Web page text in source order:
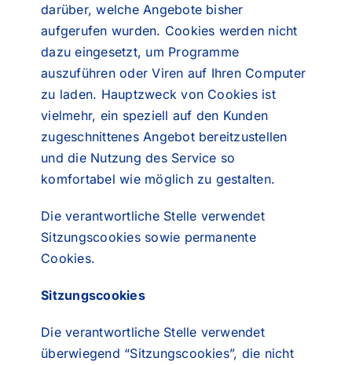
darüber, welche Angebote bisher
aufgerufen wurden. Cookies werden nicht
dazu eingesetzt, um Programme
auszuführen oder Viren auf Ihren Computer
zu laden. Hauptzweck von Cookies ist
vielmehr, ein speziell auf den Kunden
zugeschnittenes Angebot bereitzustellen
und die Nutzung des Service so
komfortabel wie möglich zu gestalten.
Die verantwortliche Stelle verwendet
Sitzungscookies sowie permanente
Cookies.
Sitzungscookies
Die verantwortliche Stelle verwendet
überwiegend “Sitzungscookies”, die nicht